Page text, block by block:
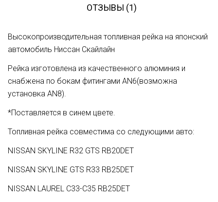
ОТЗЫВЫ (1)
Высокопроизводительная топливная рейка на японский
автомобиль Ниссан Скайлайн
Рейка изготовлена из качественного алюминия и
снабжена по бокам фитингами AN6(возможна
установка AN8).
*Поставляется в синем цвете.
Топливная рейка совместима со следующими авто:
NISSAN SKYLINE R32 GTS RB20DET
NISSAN SKYLINE GTS R33 RB25DET
NISSAN LAUREL C33-C35 RB25DET